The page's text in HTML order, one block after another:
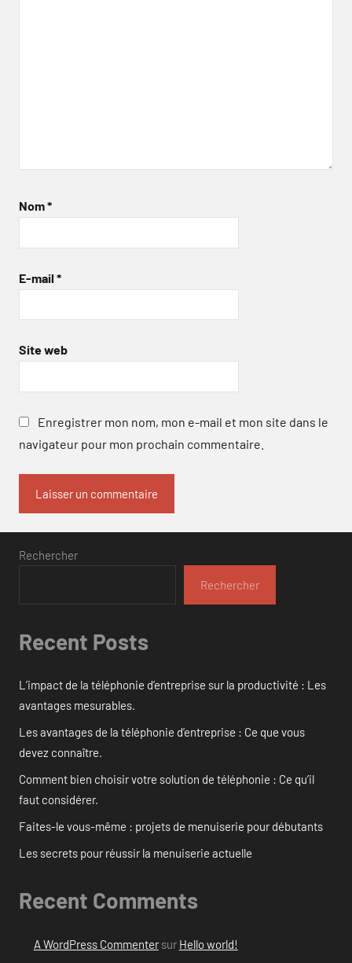
Nom*
E-mail *
Site web
Enregistrer mon nom, mon e-mail et mon site dans le
navigateur pour mon prochain commentaire.
Rechercher
Rechercher
Recent Posts
L’impact de la téléphonie d’entreprise sur la productivité : Les
avantages mesurables.
Les avantages de la téléphonie d’entreprise : Ce que vous
devez connaître.
Comment bien choisir votre solution de téléphonie : Ce qu’il
faut considérer.
Faites-le vous-même : projets de menuiserie pour débutants
Les secrets pour réussir la menuiserie actuelle
Recent Comments
A WordPress Commentersur Hello world!